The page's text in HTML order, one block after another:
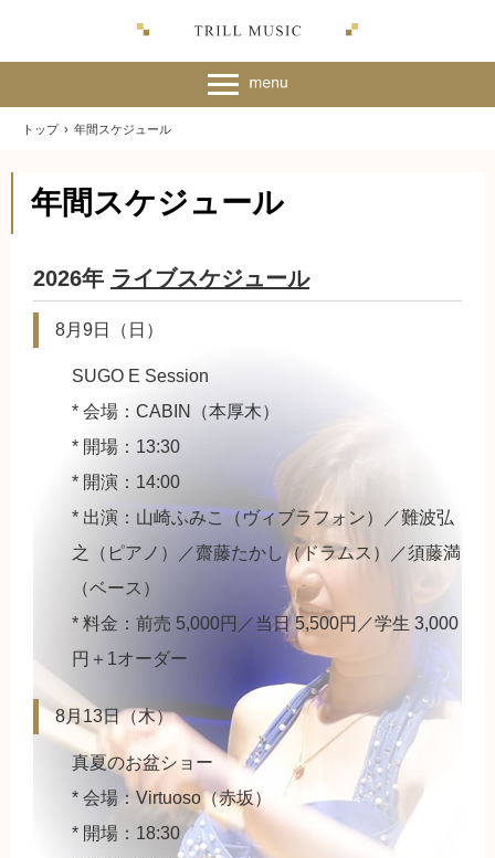
トップ › 年間スケジュール
年間スケジュール
2026年 ライブスケジュール
8月9日（日）
SUGO E Session
* 会場：CABIN（本厚木）
* 開場：13:30
* 開演：14:00
* 出演：山崎ふみこ（ヴィブラフォン）／難波弘
之（ピアノ）／齋藤たかし（ドラムス）／須藤満
（ベース）
* 料金：前売 5,000円／当日 5,500円／学生 3,000
円＋1オーダー
8月13日（木）
真夏のお盆ショー
* 会場：Virtuoso（赤坂）
* 開場：18:30